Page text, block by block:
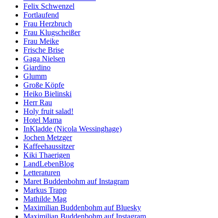
Felix Schwenzel
Fortlaufend
Frau Herzbruch
Frau Klugscheißer
Frau Meike
Frische Brise
Gaga Nielsen
Giardino
Glumm
Große Köpfe
Heiko Bielinski
Herr Rau
Holy fruit salad!
Hotel Mama
InKladde (Nicola Wessinghage)
Jochen Metzger
Kaffeehaussitzer
Kiki Thaerigen
LandLebenBlog
Letteraturen
Maret Buddenbohm auf Instagram
Markus Trapp
Mathilde Mag
Maximilian Buddenbohm auf Bluesky
Maximilian Buddenbohm auf Instagram